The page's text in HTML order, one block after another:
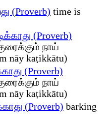
(Proverb) time is
(Proverb)
நாய்
nāy kaṭikkātu)
(Proverb)
நாய்
nāy kaṭikkātu)
(Proverb) barking